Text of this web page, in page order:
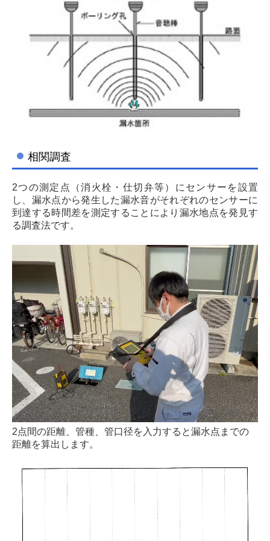
相関調査
2つの測定点（消火栓・仕切弁等）にセンサーを設置
し、漏水点から発生した漏水音がそれぞれのセンサーに
到達する時間差を測定することにより漏水地点を発見す
る調査法です。
2点間の距離、管種、管口径を入力すると漏水点までの
距離を算出します。